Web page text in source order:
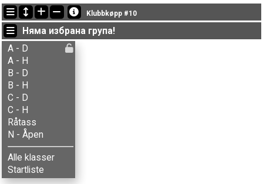
Последно обновени
18:41:00: Berit G.H. Skjærbakken (C - Damer) got new status: disq
18:40:57: Ingrid H. Skjærbakken (B - Damer
18:39:39: Svein Godager (B - Herrer) финиширал с време 37:22 (1)
Klubbkøpp #10
Няма избрана група!
A - D
A - H
B - D
B - H
C - D
C - H
Råtass
N - Åpen
Alle klasser
Startliste